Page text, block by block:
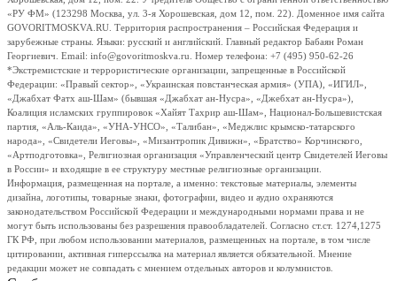
«РУ ФМ» (123298 Москва, ул. 3-я Хорошевская, дом 12, пом. 22). Доменное имя сайта
GOVORITMOSKVA.RU. Территория распространения – Российская Федерация и
зарубежные страны. Языки: русский и английский. Главный редактор Бабаян Роман
Георгиевич. Email: info@govoritmoskva.ru. Номер телефона: +7 (495) 950-62-26
*Экстремистские и террористические организации, запрещенные в Российской
Федерации: «Правый сектор», «Украинская повстанческая армия» (УПА), «ИГИЛ»,
«Джабхат Фатх аш-Шам» (бывшая «Джабхат ан-Нусра», «Джебхат ан-Нусра»),
Коалиция исламских группировок «Хайят Тахрир аш-Шам», Национал-Большевистская
партия, «Аль-Каида», «УНА-УНСО», «Талибан», «Меджлис крымско-татарского
народа», «Свидетели Иеговы», «Мизантропик Дивижн», «Братство» Корчинского,
«Артподготовка», Религиозная организация «Управленческий центр Свидетелей Иеговы
в России» и входящие в ее структуру местные религиозные организации.
Информация, размещенная на портале, а именно: текстовые материалы, элементы
дизайна, логотипы, товарные знаки, фотографии, видео и аудио охраняются
законодательством Российской Федерации и международными нормами права и не
могут быть использованы без разрешения правообладателей. Согласно ст.ст. 1274,1275
ГК РФ, при любом использовании материалов, размещенных на портале, в том числе
цитировании, активная гиперссылка на материал является обязательной. Мнение
редакции может не совпадать с мнением отдельных авторов и колумнистов.